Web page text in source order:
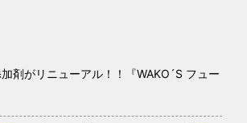
剤がリニューアル！！『WAKO´S フュー